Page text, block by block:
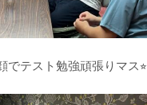
でテスト勉強頑張りマス⭐︎